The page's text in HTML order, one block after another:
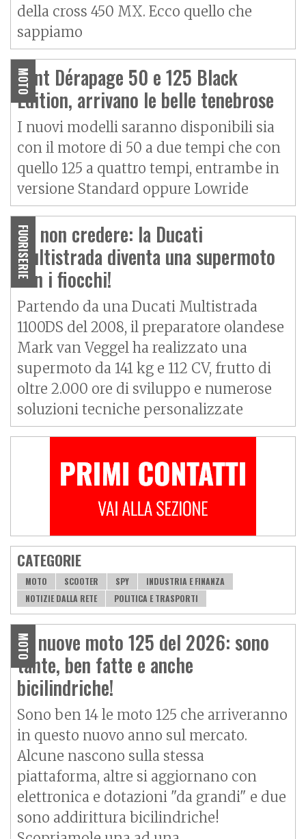
della cross 450 MX. Ecco quello che
sappiamo
MOTO
Vent Dérapage 50 e 125 Black
Edition, arrivano le belle tenebrose
I nuovi modelli saranno disponibili sia
con il motore di 50 a due tempi che con
quello 125 a quattro tempi, entrambe in
versione Standard oppure Lowride
FUORISERIE
Da non credere: la Ducati
Multistrada diventa una supermoto
con i fiocchi!
Partendo da una Ducati Multistrada
1100DS del 2008, il preparatore olandese
Mark van Veggel ha realizzato una
supermoto da 141 kg e 112 CV, frutto di
oltre 2.000 ore di sviluppo e numerose
soluzioni tecniche personalizzate
CATEGORIE
MOTO SCOOTER SPY
INDUSTRIA E FINANZA
NOTIZIE DALLA RETE
POLITICA E TRASPORTI
MOTO
Le nuove moto 125 del 2026: sono
tante, ben fatte e anche
bicilindriche!
Sono ben 14 le moto 125 che arriveranno
in questo nuovo anno sul mercato.
Alcune nascono sulla stessa
piattaforma, altre si aggiornano con
elettronica e dotazioni "da grandi" e due
sono addirittura bicilindriche!